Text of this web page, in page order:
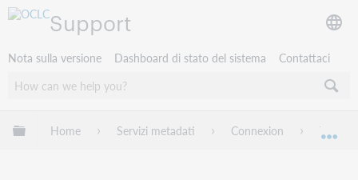
Support
Nota sulla versione Dashboard di stato del sistema Contattaci
Espandi/comprimi la gerarchia globale
Home Servizi metadati Connexion